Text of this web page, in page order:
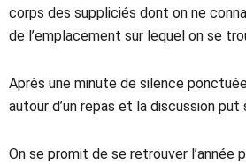
corps des suppliciés dont on ne
de l’emplacement sur lequel on se
Après une minute de silence
autour d’un repas et la discussion
On se promit de se retrouver